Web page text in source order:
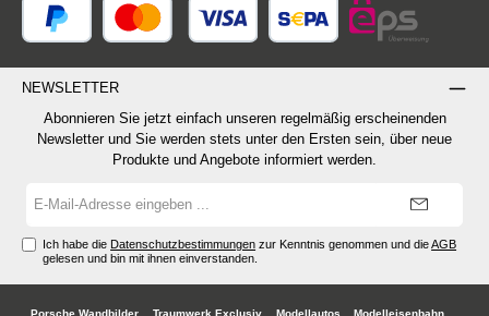
NEWSLETTER
Abonnieren Sie jetzt einfach unseren regelmäßig erscheinenden
Newsletter und Sie werden stets unter den Ersten sein, über neue
Produkte und Angebote informiert werden.
Mail-
Ich habe die Datenschutzbestimmungen zur Kenntnis genommen und dieAGB
gelesen und bin mit ihnen einverstanden.
Porsche Wandbilder Traumwerk Exclusiv Modellautos Modelleisenbahn